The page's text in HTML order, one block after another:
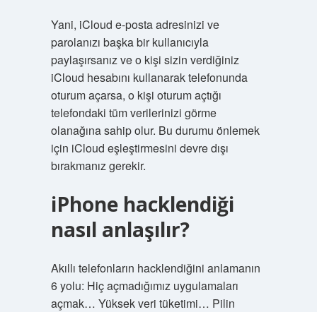
Yani, iCloud e-posta adresinizi ve
parolanızı başka bir kullanıcıyla
paylaşırsanız ve o kişi sizin verdiğiniz
iCloud hesabını kullanarak telefonunda
oturum açarsa, o kişi oturum açtığı
telefondaki tüm verilerinizi görme
olanağına sahip olur. Bu durumu önlemek
için iCloud eşleştirmesini devre dışı
bırakmanız gerekir.
iPhone hacklendiği
nasıl anlaşılır?
Akıllı telefonların hacklendiğini anlamanın
6 yolu: Hiç açmadığımız uygulamaları
açmak… Yüksek veri tüketimi… Pilin